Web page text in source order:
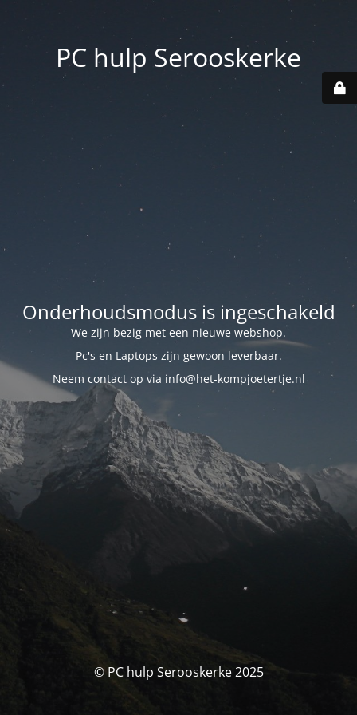
PC hulp Serooskerke
Onderhoudsmodus is ingeschakeld
We zijn bezig met een nieuwe webshop.
Pc's en Laptops zijn gewoon leverbaar.
Neem contact op via info@het-kompjoetertje.nl
© PC hulp Serooskerke 2025